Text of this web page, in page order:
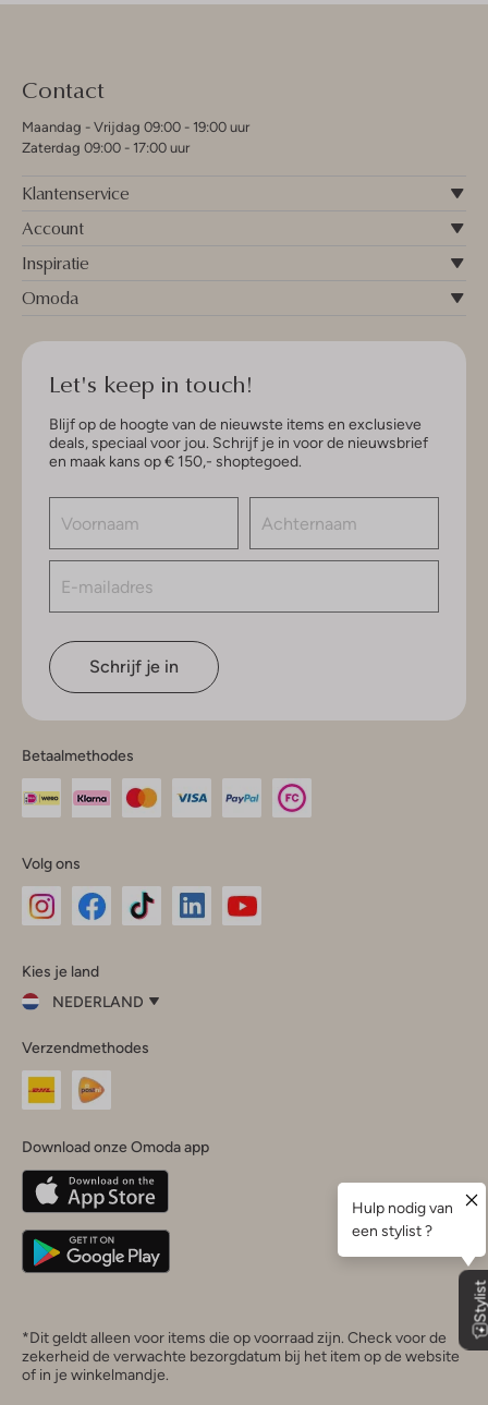
Contact
Maandag - Vrijdag 09:00 - 19:00 uur
Zaterdag 09:00 - 17:00 uur
Klantenservice
Account
Inspiratie
Omoda
Let's keep in touch!
Blijf op de hoogte van de nieuwste items en exclusieve
deals, speciaal voor jou. Schrijf je in voor de nieuwsbrief
en maak kans op € 150,- shoptegoed.
Schrijf je in
Betaalmethodes
Volg ons
InstagramFacebook
Kies je land
NEDERLAND
je
land
Nederland
Belgique(Français)
Deutschland
Verzendmethodes
Download onze Omoda app
*Dit geldt alleen voor items die op voorraad zijn. Check voor de
zekerheid de verwachte bezorgdatum bij het item op de website
of in je winkelmandje.